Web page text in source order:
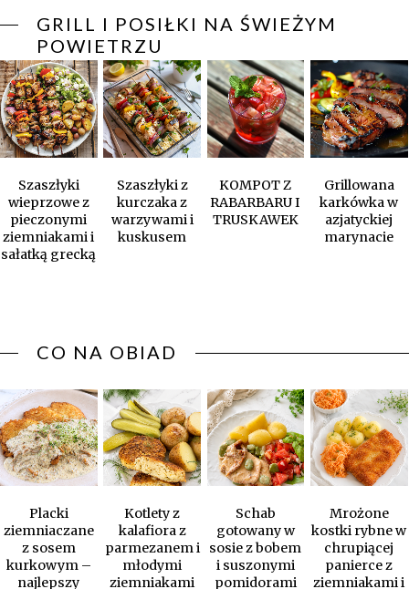
GRILL I POSIŁKI NA ŚWIEŻYM
POWIETRZU
Szaszłyki
wieprzowe z
pieczonymi
ziemniakami i
sałatką grecką
Szaszłyki z
kurczaka z
warzywami i
kuskusem
KOMPOT Z
RABARBARU I
TRUSKAWEK
Grillowana
karkówka w
azjatyckiej
marynacie
CO NA OBIAD
Placki
ziemniaczane
z sosem
kurkowym –
najlepszy
Kotlety z
kalafiora z
parmezanem i
młodymi
ziemniakami
Schab
gotowany w
sosie z bobem
i suszonymi
pomidorami
Mrożone
kostki rybne w
chrupiącej
panierce z
ziemniakami i